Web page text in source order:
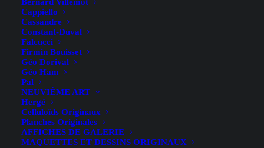
Cappiello
Cassandre
Constant-Duval
Falcucci
Firmin Bouisset
Géo Dorival
Géo Ham
Pal
NEUVIÈME ART
Hergé
Celluloïds Originaux
Planches Originales
AFFICHES DE GALERIE
MAQUETTES ET DESSINS ORIGINAUX
Hide filters